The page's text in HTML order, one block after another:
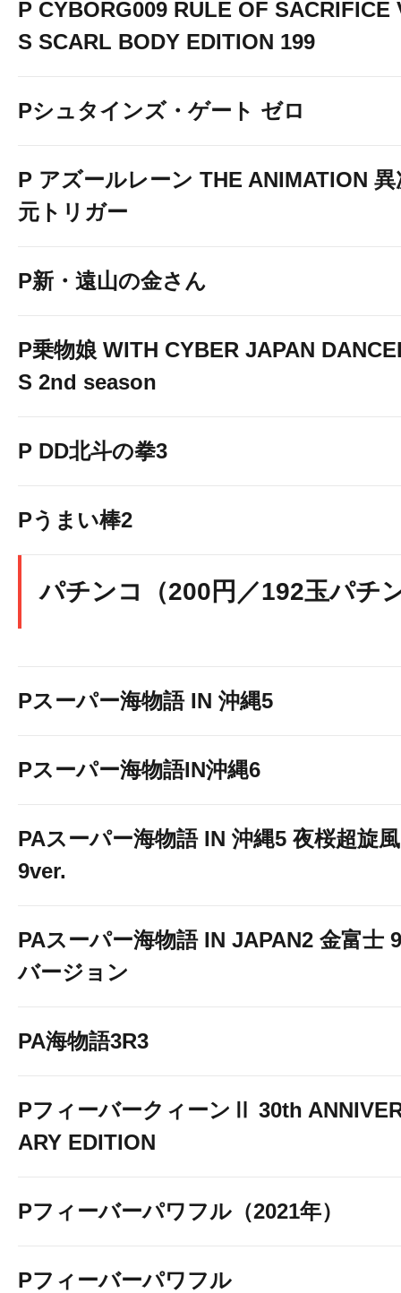
P CYBORG009 RULE OF SACRIFICE
S SCARL BODY EDITION 199
Pシュタインズ・ゲート ゼロ
P アズールレーン THE ANIMATION 異
元トリガー
P新・遠山の金さん
P乗物娘 WITH CYBER JAPAN
S 2nd season
P DD北斗の拳3
Pうまい棒2
パチンコ（200円／192玉パチ
Pスーパー海物語 IN 沖縄5
Pスーパー海物語IN沖縄6
PAスーパー海物語 IN 沖縄5 夜桜超旋
9ver.
PAスーパー海物語 IN JAPAN2 金富士
バージョン
PA海物語3R3
PフィーバークィーンⅡ 30th
ARY EDITION
Pフィーバーパワフル（2021年）
Pフィーバーパワフル